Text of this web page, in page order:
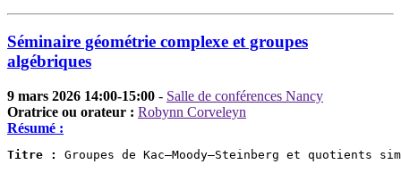
Séminaire géométrie complexe et groupes
algébriques
9 mars 2026 14:00-15:00 - Salle de conférences Nancy
Oratrice ou orateur : Robynn Corveleyn
Résumé :
Titre : Groupes de Kac–Moody–Steinberg et quotients